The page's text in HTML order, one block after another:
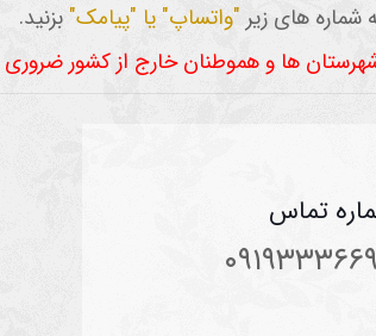
شماره های زیر "واتساپ" یا "پیامک" بزنید.
شهرستان ها و هموطنان خارج از کشور
تماس